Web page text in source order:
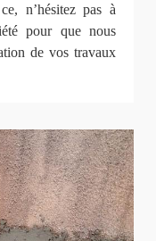
n’hésitez pas à
pour que nous
de vos travaux